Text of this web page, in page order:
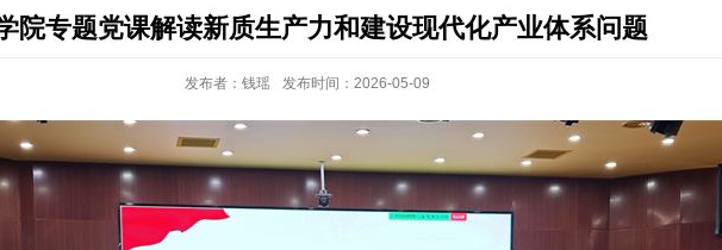
院专题党课解读新质生产力和建设现代化产业体系问题
发布者：钱瑶 发布时间：2026-05-09